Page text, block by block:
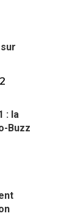
: la
Buzz